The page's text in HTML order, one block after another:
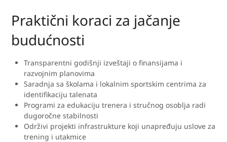
Praktični koraci za jačanje
budućnosti
Transparentni godišnji izveštaji o finansijama i
razvojnim planovima
Saradnja sa školama i lokalnim sportskim centrima za
identifikaciju talenata
Programi za edukaciju trenera i stručnog osoblja radi
dugoročne stabilnosti
Održivi projekti infrastrukture koji unapređuju uslove za
trening i utakmice